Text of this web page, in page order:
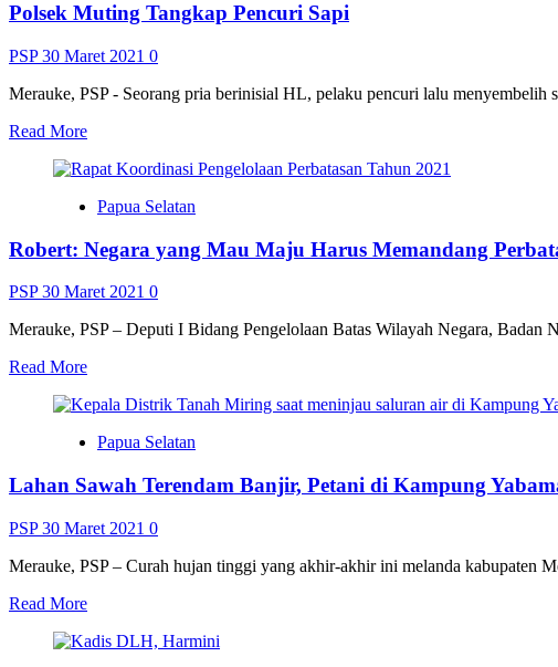
Terjadi
Mei
Polsek Muting Tangkap Pencuri Sapi
PSP30 Maret 2021 0
Merauke, PSP - Seorang pria berinisial HL, pelaku pencuri lalu
Read MoreRead
about
Muting
Pencuri
Papua Selatan
Robert: Negara yang Mau Maju Harus Memandang
PSP30 Maret 2021 0
Merauke, PSP – Deputi I Bidang Pengelolaan Batas Wilayah Negara, Badan
Read MoreRead
about
Negara
Mau
Harus
Perbatasan
Halaman
Negara
Papua Selatan
Lahan Sawah Terendam Banjir, Petani di Kampung
PSP30 Maret 2021 0
Merauke, PSP – Curah hujan tinggi yang akhir-akhir ini melanda kabupaten
Read MoreRead
about